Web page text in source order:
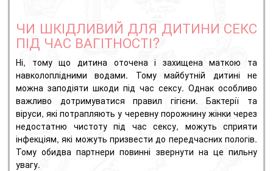
ЧИ ШКІДЛИВИЙ ДЛЯ ДИТИНИ СЕКС
ПІД ЧАС ВАГІТНОСТІ?
Ні, тому що дитина оточена і захищена маткою та
навколоплідними водами. Тому майбутній дитині не
можна заподіяти шкоди під час сексу. Однак особливо
важливо дотримуватися правил гігієни. Бактерії та
віруси, які потрапляють у черевну порожнину жінки через
недостатню чистоту під час сексу, можуть сприяти
інфекціям, які можуть призвести до передчасних пологів.
Тому обидва партнери повинні звернути на це пильну
увагу.